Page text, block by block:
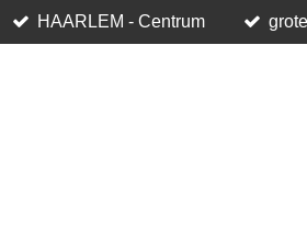
HAARLEM - Centrum